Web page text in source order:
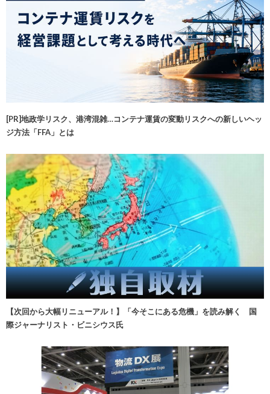
[PR]地政学リスク、港湾混雑…コンテナ運賃の変動リスクへの新しいヘッ
ジ方法「FFA」とは
【次回から大幅リニューアル！】「今そこにある危機」を読み解く 国
際ジャーナリスト・ビニシウス氏